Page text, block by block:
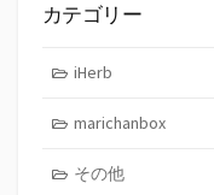
カテゴリー
iHerb
marichanbox
その他